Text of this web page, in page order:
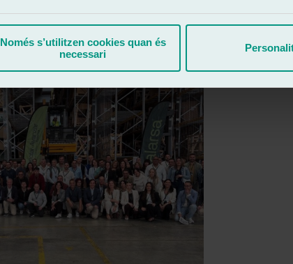
Només s’utilitzen cookies quan és
necessari
Ralarsa?
.